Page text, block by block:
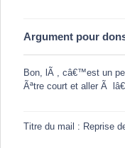
Argument pour
Bon, lÃ , câ€™est un
Ãªtre court et aller Ã
Titre du mail : Reprise